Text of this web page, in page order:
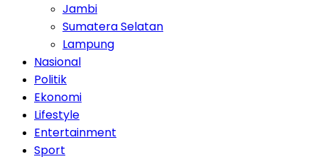
Jambi
Sumatera Selatan
Lampung
Nasional
Politik
Ekonomi
Lifestyle
Entertainment
Sport